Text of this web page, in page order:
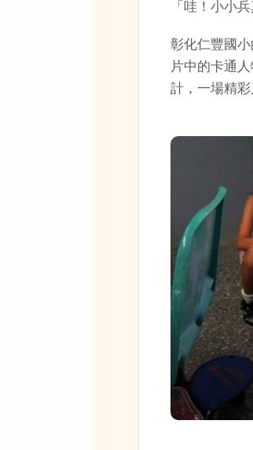
「哇！小小
彰化仁豐國
片中的卡通
計，一場精彩